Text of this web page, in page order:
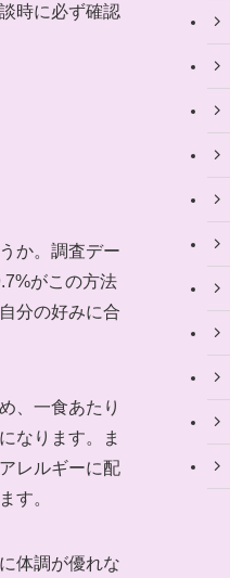
時に必ず確認
か。調査デー
がこの方法
分の好みに合
、一食あたり
なります。ま
レルギーに配
す。
体調が優れな